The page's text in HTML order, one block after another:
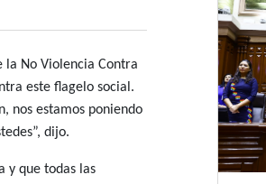
la No Violencia Contra
este flagelo social.
nos estamos poniendo
dijo.
y que todas las